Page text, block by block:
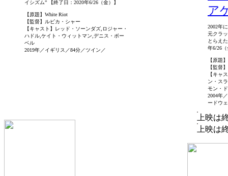
イシズム” 【終了日：2020年6/26（金）】
【原題】White Riot
【監督】ルビカ・シャー
【キャスト】レッド・ソーンダズ,ロジャー・
ハドル,ケイト・ウィットマン,デニス・ボー
ベル
2019年／イギリス／84分／ツイン／
ア
2002年
元クラ
とらえ
年6/26
【原題
【監督
【キャ
ン・ス
モン・
2004年
ードウ
上映は
上映は